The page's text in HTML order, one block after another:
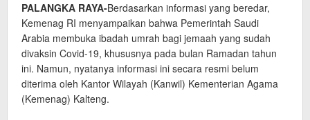
PALANGKA RAYA-Berdasarkan informasi yang beredar,
Kemenag RI menyampaikan bahwa Pemerintah Saudi
Arabia membuka ibadah umrah bagi jemaah yang sudah
divaksin Covid-19, khususnya pada bulan Ramadan tahun
ini. Namun, nyatanya informasi ini secara resmi belum
diterima oleh Kantor Wilayah (Kanwil) Kementerian Agama
(Kemenag) Kalteng.